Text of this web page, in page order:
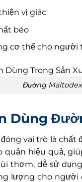
vị giác
béo
cơ thể cho người
Đường
Dùng
đóng vai trò là chất
quản hiệu quả,
thơm, dễ sử
lượng cho